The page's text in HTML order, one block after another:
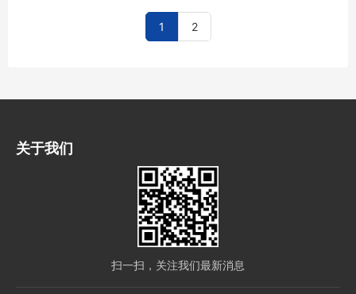
1 2
关于我们
扫一扫，关注我们最新消息